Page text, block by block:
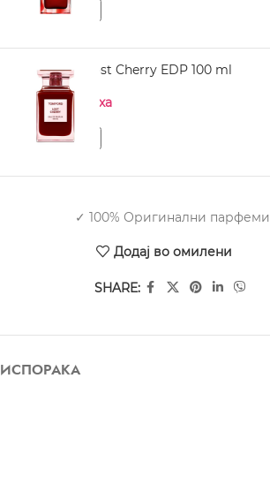
TOM FORD Lost Cherry EDP 100 ml
Нема на залиха
✓ 100% Оригинални парфеми
Додај во омилени
SHARE:
ИСПОРАКА